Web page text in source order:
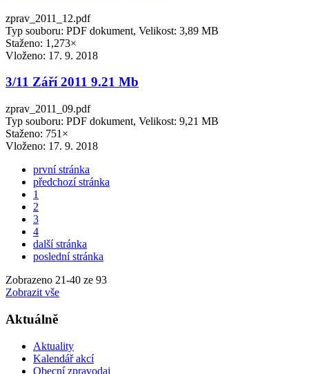
zprav_2011_12.pdf
Typ souboru: PDF dokument, Velikost: 3,89 MB
Staženo: 1,273×
Vloženo: 17. 9. 2018
3/11 Září 2011 9.21 Mb
zprav_2011_09.pdf
Typ souboru: PDF dokument, Velikost: 9,21 MB
Staženo: 751×
Vloženo: 17. 9. 2018
první stránka
předchozí stránka
1
2
3
4
další stránka
poslední stránka
Zobrazeno 21-40 ze 93
Zobrazit vše
Aktuálně
Aktuality
Kalendář akcí
Obecní zpravodaj